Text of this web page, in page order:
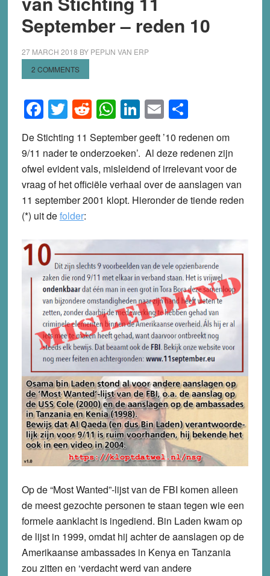
September – reden 10
27 MARCH 2018 BY PEPIJN VAN ERP
2 COMMENTS
Facebook
Twitter
Reddit
WhatsApp
LinkedIn
EmailShare
De Stichting 11 September geeft ’10 redenen om
9/11 nader te onderzoeken’. Al deze redenen zijn
ofwel evident vals, misleidend of irrelevant voor de
vraag of het officiële verhaal over de aanslagen van
11 september 2001 klopt. Hieronder de tiende reden
(*) uit defolder:
Op de “Most Wanted”-lijst van de FBI komen alleen
de meest gezochte personen te staan tegen wie een
formele aanklacht is ingediend. Bin Laden kwam op
de lijst in 1999, omdat hij achter de aanslagen op de
Amerikaanse ambassades in Kenya en Tanzania
zou zitten en ‘verdacht werd van andere